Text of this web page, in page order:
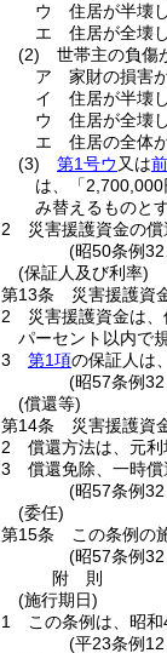
ウ
住居が半壊
エ
住居が全壊
(2)
世帯主の負傷
ア
家財の損害
イ
住居が半壊
ウ
住居が全壊
エ
住居の全体
(3)
第1号ウ 又は
は、「
み替えるものとす
2
災害援護資金の
(昭50条例
(保証人及び利率)
第13条
災害援護資
2
災害援護資金は
パーセント以内で
3
第1項の保証人は
(昭57条例
(償還等)
第14条
災害援護資
2
償還方法は、元利
3
償還免除、一時
(昭57条例
(委任)
第15条
この条例の
(昭57条例
附 則
(施行期日)
1
この条例は、昭
(平23条例